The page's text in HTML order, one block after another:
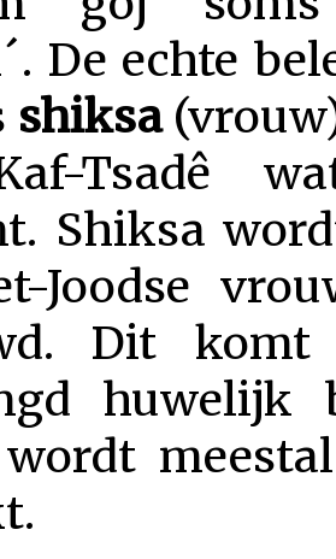
De echte
shiksa
Kaf-Tsadê
Shiksa
Joodse
Dit
huwelijk